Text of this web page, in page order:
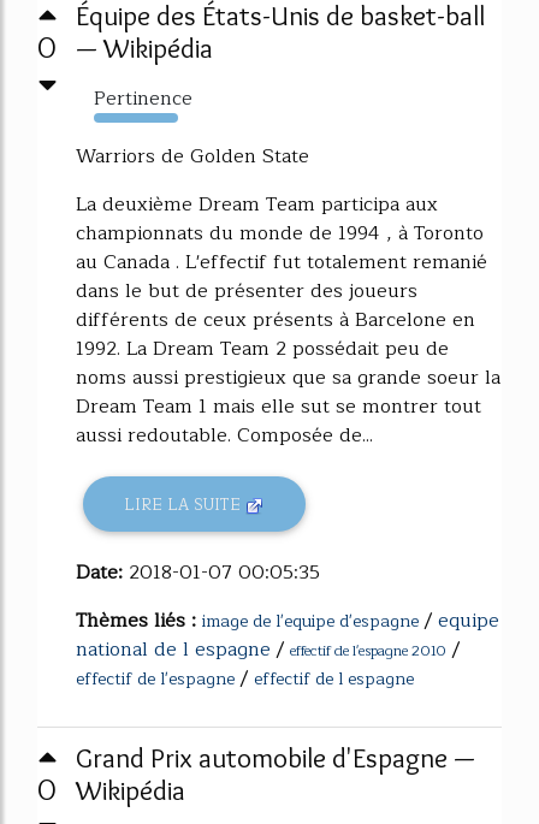
0
Équipe des États-Unis de basket-ball
— Wikipédia
Pertinence
435%
Warriors de Golden State
La deuxième Dream Team participa aux
championnats du monde de 1994 , à Toronto
au Canada . L'effectif fut totalement remanié
dans le but de présenter des joueurs
différents de ceux présents à Barcelone en
1992. La Dream Team 2 possédait peu de
noms aussi prestigieux que sa grande soeur la
Dream Team 1 mais elle sut se montrer tout
aussi redoutable. Composée de...
LIRE LA SUITE
Date: 2018-01-07 00:05:35
Thèmes liés : image de l'equipe d'espagne/equipe
national de l espagne/ effectif de l'espagne 2010 /
effectif de l'espagne/ effectif de l espagne
0
Grand Prix automobile d'Espagne —
Wikipédia